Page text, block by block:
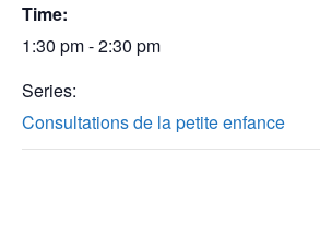
Time:
1:30 pm - 2:30 pm
Series:
Consultations de la petite enfance